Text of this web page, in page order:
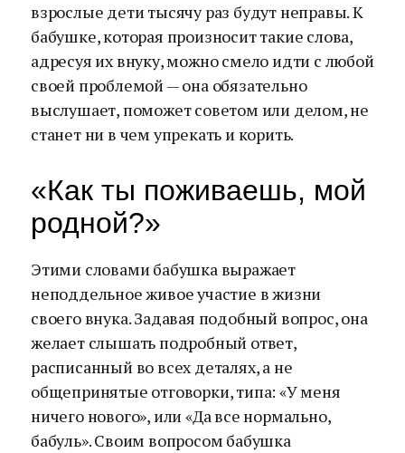
взрослые дети тысячу раз будут неправы. К
бабушке, которая произносит такие слова,
адресуя их внуку, можно смело идти с любой
своей проблемой — она обязательно
выслушает, поможет советом или делом, не
станет ни в чем упрекать и корить.
«Как ты поживаешь, мой
родной?»
Этими словами бабушка выражает
неподдельное живое участие в жизни
своего внука. Задавая подобный вопрос, она
желает слышать подробный ответ,
расписанный во всех деталях, а не
общепринятые отговорки, типа: «У меня
ничего нового», или «Да все нормально,
бабуль». Своим вопросом бабушка